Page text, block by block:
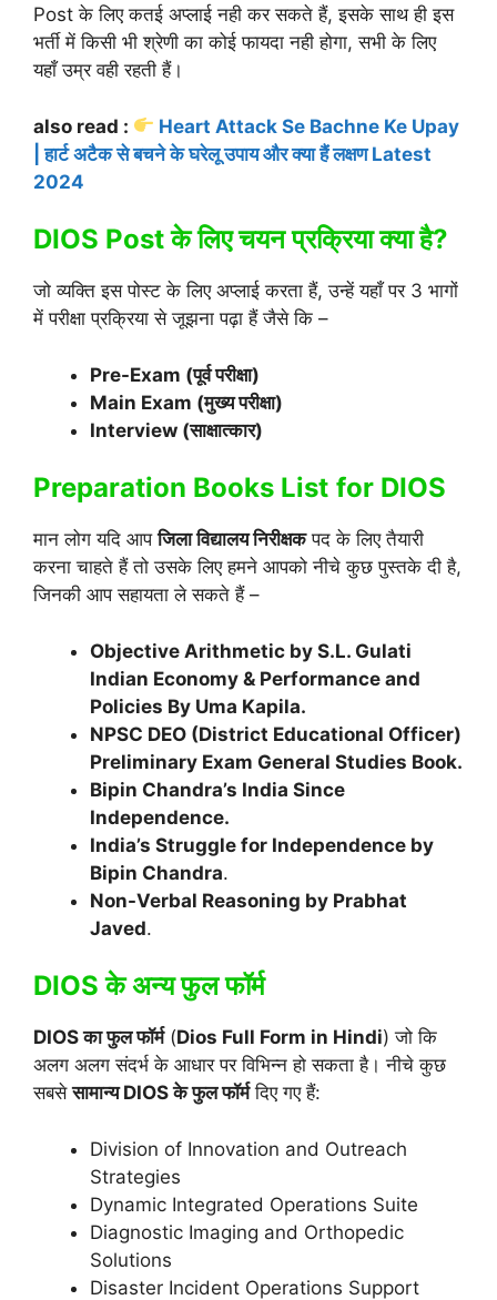
Post के लिए कतई अप्लाई नही कर सकते हैं, इसके साथ ही इस
भर्ती में किसी भी श्रेणी का कोई फायदा नही होगा, सभी के लिए
यहाँ उम्र वही रहती हैं।
also read :
Heart Attack Se Bachne Ke Upay
| हार्ट अटैक से बचने के घरेलू उपाय और क्या हैं लक्षण Latest
2024
DIOS Post के लिए चयन प्रक्रिया क्या है?
जो व्यक्ति इस पोस्ट के लिए अप्लाई करता हैं, उन्हें यहाँ पर 3 भागों
में परीक्षा प्रक्रिया से जूझना पढ़ा हैं जैसे कि –
Pre-Exam (पूर्व परीक्षा)
Main Exam (मुख्य परीक्षा)
Interview (साक्षात्कार)
Preparation Books List for DIOS
मान लोग यदि आपजिला विद्यालय निरीक्षकपद के लिए तैयारी
करना चाहते हैं तो उसके लिए हमने आपको नीचे कुछ पुस्तके दी है,
जिनकी आप सहायता ले सकते हैं –
Objective Arithmetic by S.L. Gulati
Indian Economy & Performance and
Policies By Uma Kapila.
NPSC DEO (District Educational Officer)
Preliminary Exam General Studies Book.
Bipin Chandra’s India Since
Independence.
India’s Struggle for Independence by
Bipin Chandra.
Non-Verbal Reasoning by Prabhat
Javed.
DIOS के अन्य फुल फॉर्म
DIOS का फुल फॉर्म(Dios Full Form in Hindi) जो कि
अलग अलग संदर्भ के आधार पर विभिन्न हो सकता है। नीचे कुछ
सबसेसामान्य DIOS के फुल फॉर्मदिए गए हैं:
Division of Innovation and Outreach
Strategies
Dynamic Integrated Operations Suite
Diagnostic Imaging and Orthopedic
Solutions
Disaster Incident Operations Support